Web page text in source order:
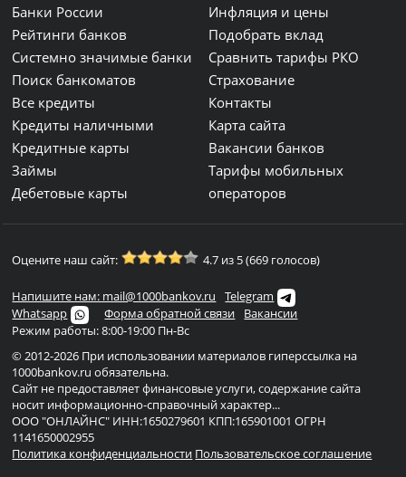
Банки России
Рейтинги банков
Системно значимые банки
Поиск банкоматов
Все кредиты
Кредиты наличными
Кредитные карты
Займы
Дебетовые карты
Инфляция и цены
Подобрать вклад
Сравнить тарифы РКО
Страхование
Контакты
Карта сайта
Вакансии банков
Тарифы мобильных
операторов
Оцените наш сайт: 4.7 из 5 (669 голосов)
Напишите нам: mail@1000bankov.ru
Telegram
Whatsapp
Форма обратной связи
Вакансии
Режим работы: 8:00-19:00 Пн-Вс
© 2012-2026 При использовании материалов гиперссылка на
1000bankov.ru обязательна.
Сайт не предоставляет финансовые услуги, содержание сайта
носит информационно-справочный характер...
ООО "ОНЛАЙНС" ИНН:1650279601 КПП:165901001 ОГРН
1141650002955
Политика конфиденциальности Пользовательское соглашение